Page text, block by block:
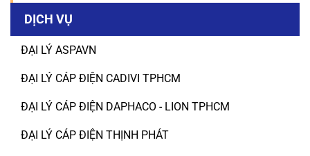
DỊCH VỤ
ĐẠI LÝ ASPAVN
ĐẠI LÝ CÁP ĐIỆN CADIVI TPHCM
ĐẠI LÝ CÁP ĐIỆN DAPHACO - LION TPHCM
ĐẠI LÝ CÁP ĐIỆN THỊNH PHÁT